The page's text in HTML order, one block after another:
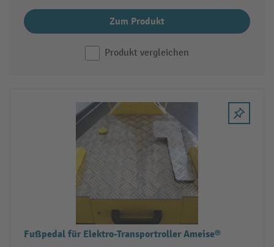
Zum Produkt
Produkt vergleichen
Fußpedal für Elektro-Transportroller Ameise®